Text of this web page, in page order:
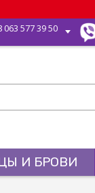
063 577 39 50
И БРОВИ